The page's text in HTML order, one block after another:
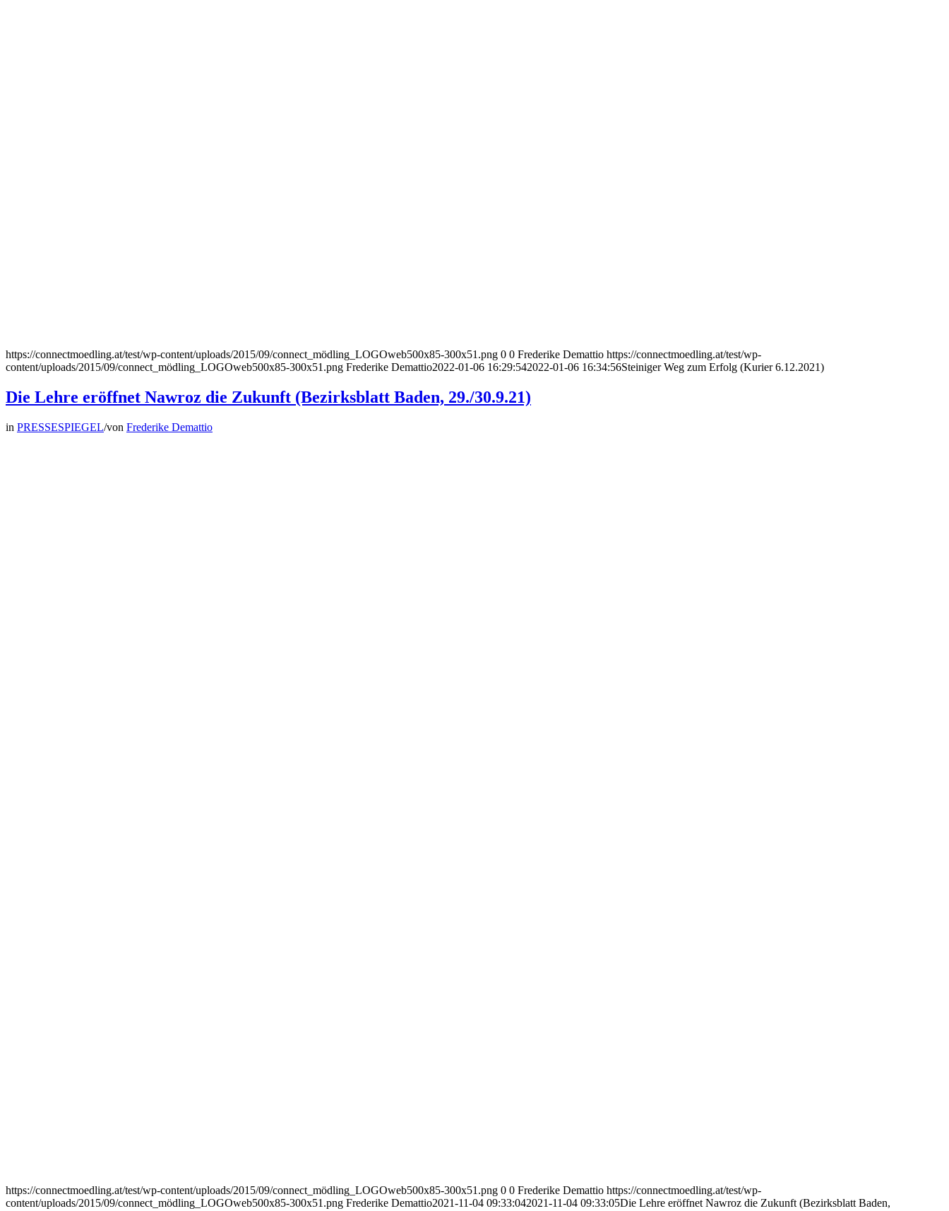
https://connectmoedling.at/test/wp-content/uploads/2015/09/connect_mödling_LOGOweb500x85-300x51.png 0 0 Frederike Demattio https://connectmoedling.at/test/wp-
content/uploads/2015/09/connect_mödling_LOGOweb500x85-300x51.png Frederike Demattio2022-01-06 16:29:542022-01-06 16:34:56Steiniger Weg zum Erfolg (Kurier 6.12.2021)
Die Lehre eröffnet Nawroz die Zukunft (Bezirksblatt Baden, 29./30.9.21)
in PRESSESPIEGEL/von Frederike Demattio
https://connectmoedling.at/test/wp-content/uploads/2015/09/connect_mödling_LOGOweb500x85-300x51.png 0 0 Frederike Demattio https://connectmoedling.at/test/wp-
content/uploads/2015/09/connect_mödling_LOGOweb500x85-300x51.png Frederike Demattio2021-11-04 09:33:042021-11-04 09:33:05Die Lehre eröffnet Nawroz die Zukunft (Bezirksblatt Baden,